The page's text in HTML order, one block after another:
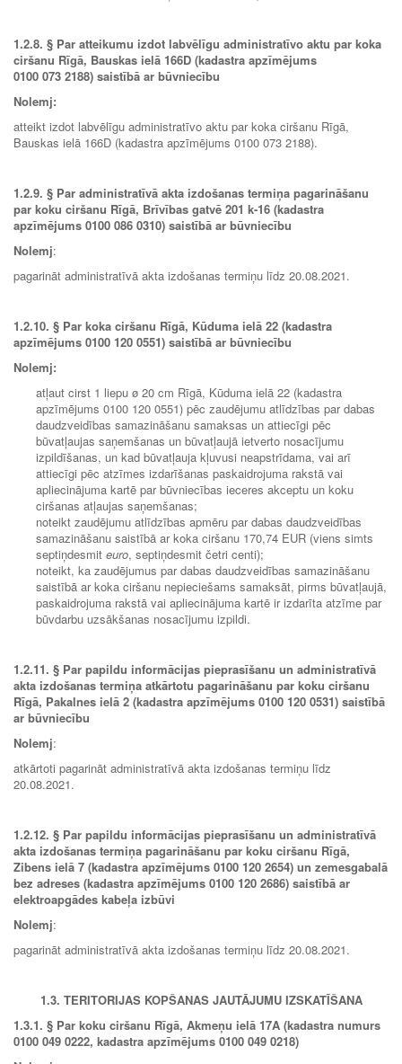
1.2.8. § Par atteikumu izdot labvēlīgu administratīvo aktu par koka
ciršanu Rīgā, Bauskas ielā 166D (kadastra apzīmējums
0100 073 2188) saistībā ar būvniecību
Nolemj:
atteikt izdot labvēlīgu administratīvo aktu par koka ciršanu Rīgā,
Bauskas ielā 166D (kadastra apzīmējums 0100 073 2188).
1.2.9. § Par administratīvā akta izdošanas termiņa pagarināšanu
par koku ciršanu Rīgā, Brīvības gatvē 201 k-16 (kadastra
apzīmējums 0100 086 0310) saistībā ar būvniecību
Nolemj:
pagarināt administratīvā akta izdošanas termiņu līdz 20.08.2021.
1.2.10. § Par koka ciršanu Rīgā, Kūduma ielā 22 (kadastra
apzīmējums 0100 120 0551) saistībā ar būvniecību
Nolemj:
atļaut cirst 1 liepu ø 20 cm Rīgā, Kūduma ielā 22 (kadastra
apzīmējums 0100 120 0551) pēc zaudējumu atlīdzības par dabas
daudzveidības samazināšanu samaksas un attiecīgi pēc
būvatļaujas saņemšanas un būvatļaujā ietverto nosacījumu
izpildīšanas, un kad būvatļauja kļuvusi neapstrīdama, vai arī
attiecīgi pēc atzīmes izdarīšanas paskaidrojuma rakstā vai
apliecinājuma kartē par būvniecības ieceres akceptu un koku
ciršanas atļaujas saņemšanas;
noteikt zaudējumu atlīdzības apmēru par dabas daudzveidības
samazināšanu saistībā ar koka ciršanu 170,74 EUR (viens simts
septiņdesmit euro, septiņdesmit četri centi);
noteikt, ka zaudējumus par dabas daudzveidības samazināšanu
saistībā ar koka ciršanu nepieciešams samaksāt, pirms būvatļaujā,
paskaidrojuma rakstā vai apliecinājuma kartē ir izdarīta atzīme par
būvdarbu uzsākšanas nosacījumu izpildi.
1.2.11. § Par papildu informācijas pieprasīšanu un administratīvā
akta izdošanas termiņa atkārtotu pagarināšanu par koku ciršanu
Rīgā, Pakalnes ielā 2 (kadastra apzīmējums 0100 120 0531) saistībā
ar būvniecību
Nolemj:
atkārtoti pagarināt administratīvā akta izdošanas termiņu līdz
20.08.2021.
1.2.12. § Par papildu informācijas pieprasīšanu un administratīvā
akta izdošanas termiņa pagarināšanu par koku ciršanu Rīgā,
Zibens ielā 7 (kadastra apzīmējums 0100 120 2654) un zemesgabalā
bez adreses (kadastra apzīmējums 0100 120 2686) saistībā ar
elektroapgādes kabeļa izbūvi
Nolemj:
pagarināt administratīvā akta izdošanas termiņu līdz 20.08.2021.
1.3. TERITORIJAS KOPŠANAS JAUTĀJUMU IZSKATĪŠANA
1.3.1. § Par koku ciršanu Rīgā, Akmeņu ielā 17A (kadastra numurs
0100 049 0222, kadastra apzīmējums 0100 049 0218)